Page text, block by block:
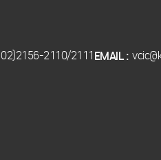
02)2156-2110/2111 EMAIL :